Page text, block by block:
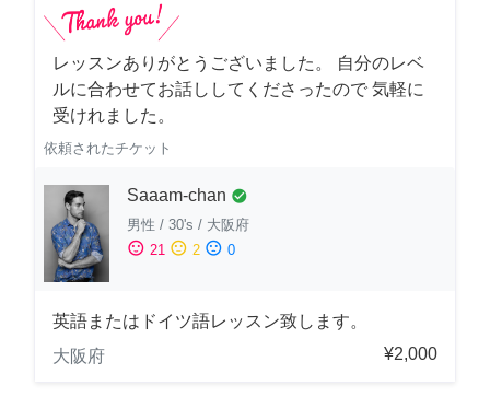
レッスンありがとうございました。 自分のレベ
ルに合わせてお話ししてくださったので 気軽に
受けれました。
依頼されたチケット
Saaam-chan check_circle
男性 / 30's / 大阪府
sentiment_satisfied 21 sentiment_neutral 2 sentiment_dissatisfied 0
英語またはドイツ語レッスン致します。
大阪府
¥2,000